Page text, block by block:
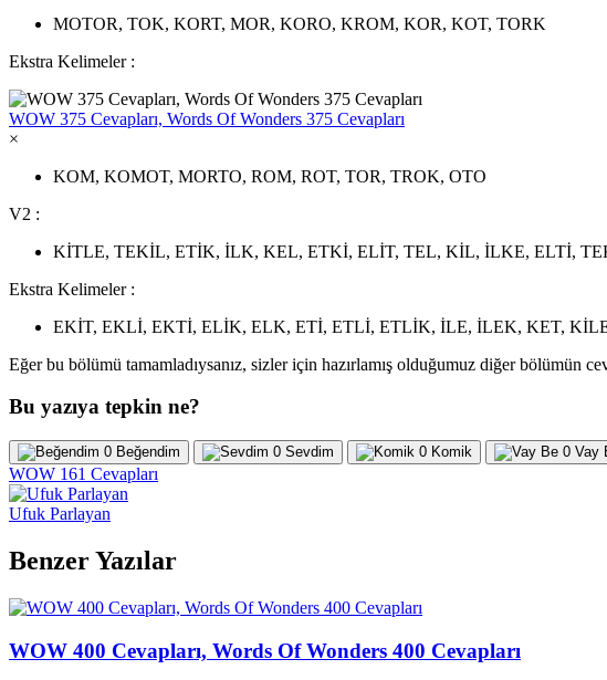
MOTOR, TOK, KORT, MOR, KORO, KROM, KOR, KOT, TORK
Ekstra Kelimeler :
WOW 375 Cevapları, Words Of Wonders 375 Cevapları
×
KOM, KOMOT, MORTO, ROM, ROT, TOR, TROK, OTO
V2 :
KİTLE, TEKİL, ETİK, İLK, KEL, ETKİ, ELİT, TEL, KİL, İLKE, ELTİ,
Ekstra Kelimeler :
EKİT, EKLİ, EKTİ, ELİK, ELK, ETİ, ETLİ, ETLİK, İLE, İLEK, KET,
Eğer bu bölümü tamamladıysanız, sizler için hazırlamış olduğumuz diğer bölümün
Bu yazıya tepkin ne?
0 Beğendim 0 Sevdim 0 Komik 0 Vay
WOW 161 Cevapları
Ufuk Parlayan
Benzer Yazılar
WOW 400 Cevapları, Words Of Wonders 400 Cevapları